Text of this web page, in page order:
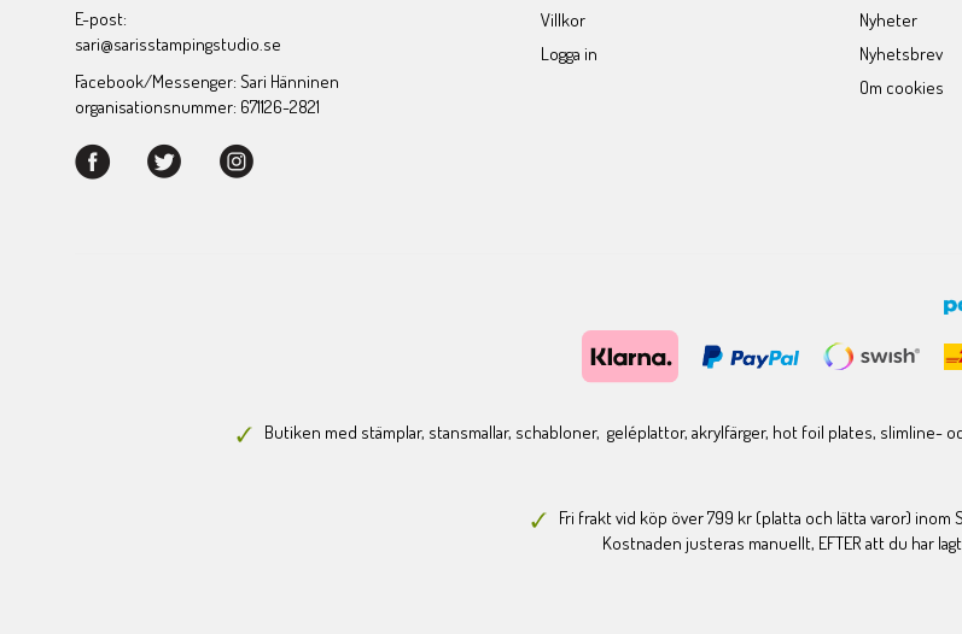
E-post:
sari@sarisstampingstudio.se
Facebook/Messenger: Sari Hänninen
organisationsnummer: 671126-2821
Villkor
Logga in
Nyheter
Nyhetsbrev
Om cookies
Butiken med stämplar, stansmallar, schabloner, geléplattor, akrylfärger, hot foil plates, slimline-
Fri frakt vid köp över 799 kr (platta och lätta varor) inom
Kostnaden justeras manuellt, EFTER att du har